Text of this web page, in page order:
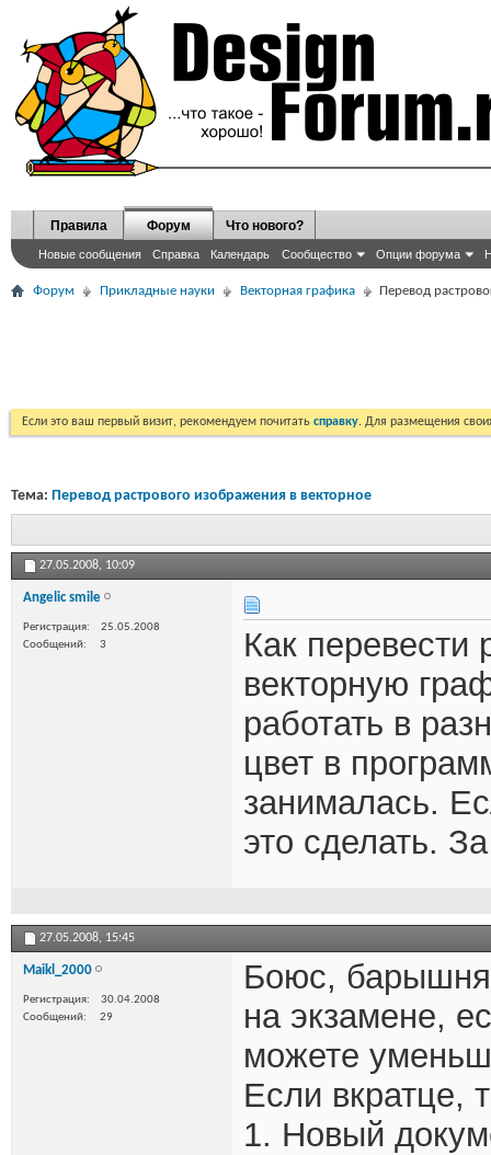
Правила Форум
Новые сообщения Справка Календарь Сообщество Опции форума
Что нового?
Форум Прикладные науки Векторная графика Перевод
Если это ваш первый визит, рекомендуем почитать справку. Для размещения
Тема: Перевод растрового изображения в векторное
27.05.2008, 10:09
Angelic smile
Регистрация
25.05.2008
Сообщений
3
Как перевести
векторную
работать в
цвет в
занималась.
это сделать.
27.05.2008, 15:45
Maikl_2000
Регистрация
30.04.2008
Сообщений
29
Боюс,
на экзамене,
можете
Если вкратце,
1. Новый